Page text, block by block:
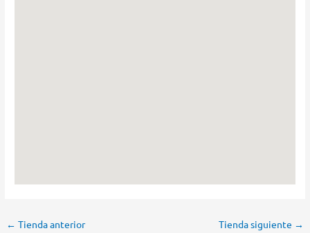
← Tienda anterior Tienda siguiente →